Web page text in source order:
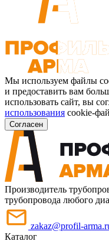
Мы используем файлы
и предоставить вам
использовать сайт, вы
использования cookie-
Согласен
Производитель
трубопровода любого
zakaz@profil-
Каталог